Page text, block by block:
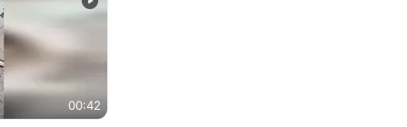
00:42